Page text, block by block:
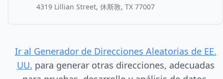
4319 Lillian Street, 休斯敦, TX 77007
Ir al Generador de Direcciones Aleatorias de EE.
UU. para generar otras direcciones, adecuadas